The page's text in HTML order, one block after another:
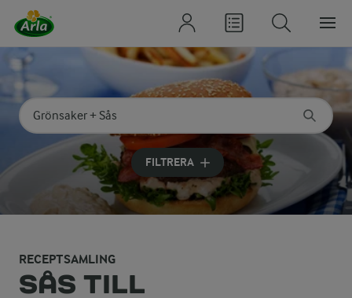
Sök på kategori eller ingrediens
Skriv in sökord för att få förslag
FILTRERA
RECEPTSAMLING
SÅS TILL